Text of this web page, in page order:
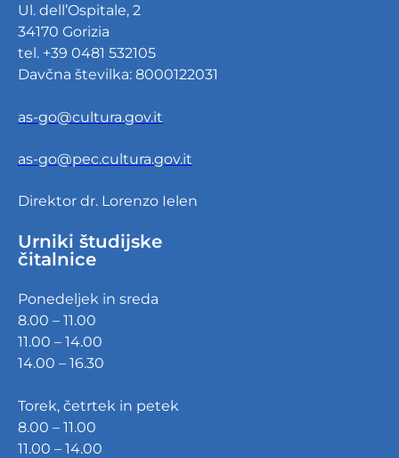
Ul. dell’Ospitale, 2
34170 Gorizia
tel. +39 0481 532105
Davčna številka: 8000122031
as-go@cultura.gov.it
as-go@pec.cultura.gov.it
Direktor dr. Lorenzo Ielen
Urniki študijske
čitalnice
Ponedeljek in sreda
8.00 – 11.00
11.00 – 14.00
14.00 – 16.30
Torek, četrtek in petek
8.00 – 11.00
11.00 – 14.00